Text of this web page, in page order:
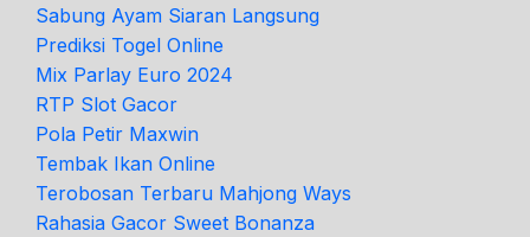
Sabung Ayam Siaran Langsung
Prediksi Togel Online
Mix Parlay Euro 2024
RTP Slot Gacor
Pola Petir Maxwin
Tembak Ikan Online
Terobosan Terbaru Mahjong Ways
Rahasia Gacor Sweet Bonanza